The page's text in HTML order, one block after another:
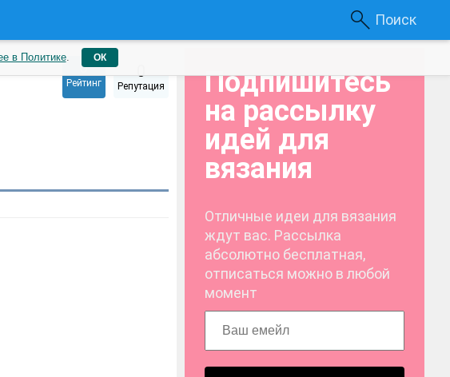
Поиск
0
Рейтинг
0
Репутация
Подпишитесь
на рассылку
идей для
вязания
Отличные идеи для вязания
ждут вас. Рассылка
абсолютно бесплатная,
отписаться можно в любой
момент
в Политике. ОК